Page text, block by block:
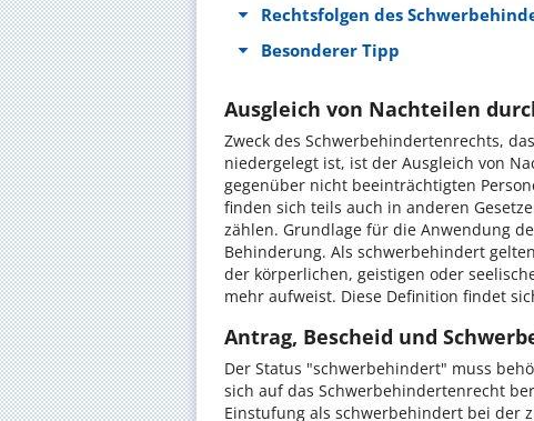
Rechtsfolgen des
Besonderer Tipp
Ausgleich von Nachteilen
Zweck des Schwerbehindertenrechts,
niedergelegt ist, ist der Ausgleich von
gegenüber nicht beeinträchtigten
finden sich teils auch in anderen
zählen. Grundlage für die Anwendung
Behinderung. Als schwerbehindert
der körperlichen, geistigen oder
mehr aufweist. Diese Definition findet
Antrag, Bescheid und
Der Status "schwerbehindert" muss
sich auf das Schwerbehindertenrecht
Einstufung als schwerbehindert bei der